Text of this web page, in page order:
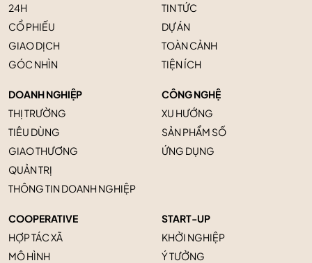
24H
CỔ PHIẾU
GIAO DỊCH
GÓC NHÌN
TIN TỨC
DỰ ÁN
TOÀN CẢNH
TIỆN ÍCH
DOANH NGHIỆP
THỊ TRƯỜNG
TIÊU DÙNG
GIAO THƯƠNG
QUẢN TRỊ
THÔNG TIN DOANH NGHIỆP
CÔNG NGHỆ
XU HƯỚNG
SẢN PHẨM SỐ
ỨNG DỤNG
COOPERATIVE
HỢP TÁC XÃ
MÔ HÌNH
START-UP
KHỞI NGHIỆP
Ý TƯỞNG